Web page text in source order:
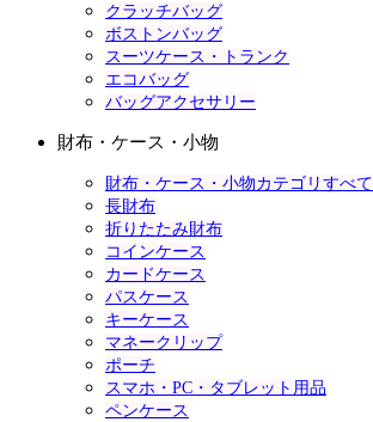
クラッチバッグ
ボストンバッグ
スーツケース・トランク
エコバッグ
バッグアクセサリー
財布・ケース・小物
財布・ケース・小物カテゴリすべて
長財布
折りたたみ財布
コインケース
カードケース
パスケース
キーケース
マネークリップ
ポーチ
スマホ・PC・タブレット用品
ペンケース